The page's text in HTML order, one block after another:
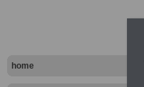
home